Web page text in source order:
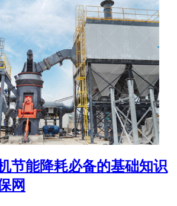
节能降耗必备的基础知识
网